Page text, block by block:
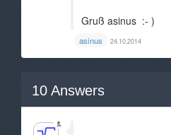
Gruß asinus :- )
asinus 24.10.2014
10 Answers